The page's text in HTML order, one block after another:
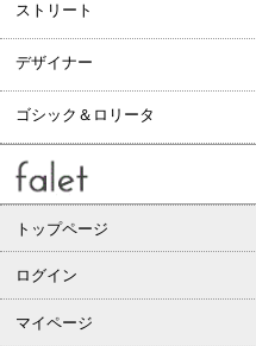
ストリート
デザイナー
ゴシック＆ロリータ
トップページ
ログイン
マイページ